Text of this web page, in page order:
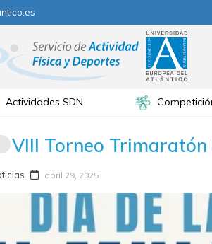
Actividades SDN
VIII Torneo
abril 29, 2025